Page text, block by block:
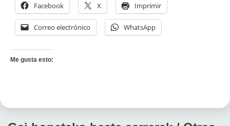
Facebook X Imprimir
Correo electrónico WhatsApp
Me gusta esto: